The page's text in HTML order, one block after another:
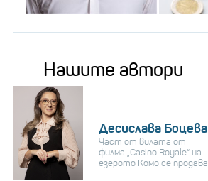
Нашите автори
Десислава Боцева
Част от вилата от
филма „Casino Royale“ на
езерото Комо се продава